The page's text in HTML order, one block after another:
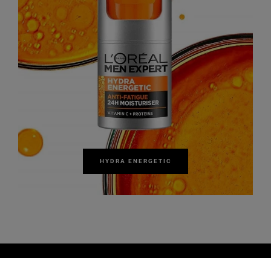
HYDRA ENERGETIC